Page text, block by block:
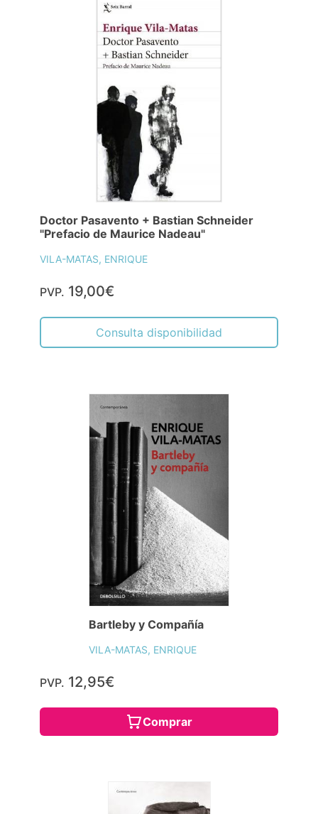
Doctor Pasavento + Bastian Schneider
"Prefacio de Maurice Nadeau"
VILA-MATAS, ENRIQUE
PVP. 19,00€
Consulta disponibilidad
Bartleby y Compañía
VILA-MATAS, ENRIQUE
PVP. 12,95€
Comprar